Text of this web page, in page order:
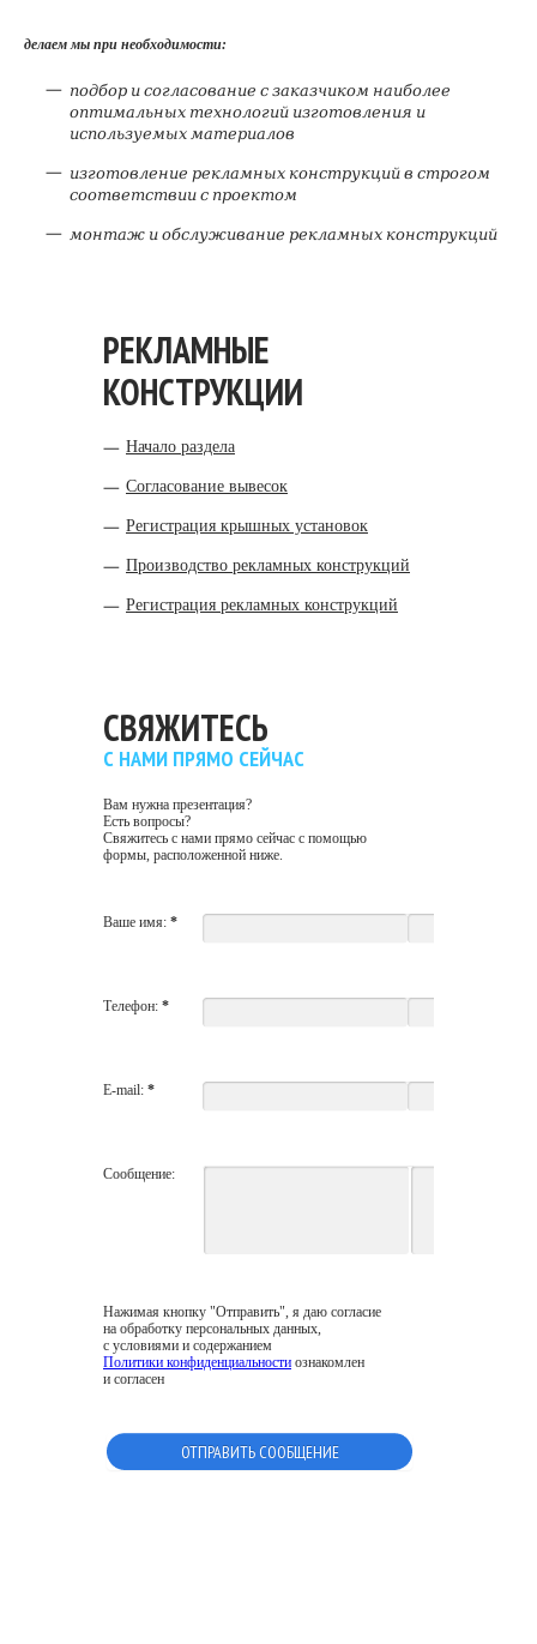
делаем мы при необходимости:
подбор и согласование с заказчиком наиболее
оптимальных технологий изготовления и
используемых материалов
изготовление рекламных конструкций в строгом
соответствии с проектом
монтаж и обслуживание рекламных конструкций
РЕКЛАМНЫЕ
КОНСТРУКЦИИ
Начало раздела
Согласование вывесок
Регистрация крышных установок
Производство рекламных конструкций
Регистрация рекламных конструкций
СВЯЖИТЕСЬ
С НАМИ ПРЯМО СЕЙЧАС
Вам нужна презентация?
Есть вопросы?
Свяжитесь с нами прямо сейчас с помощью
формы, расположенной ниже.
Ваше имя: *
Телефон: *
E-mail: *
Сообщение:
Нажимая кнопку "Отправить", я даю согласие
на обработку персональных данных,
с условиями и содержанием
Политики конфиденциальности ознакомлен
и согласен